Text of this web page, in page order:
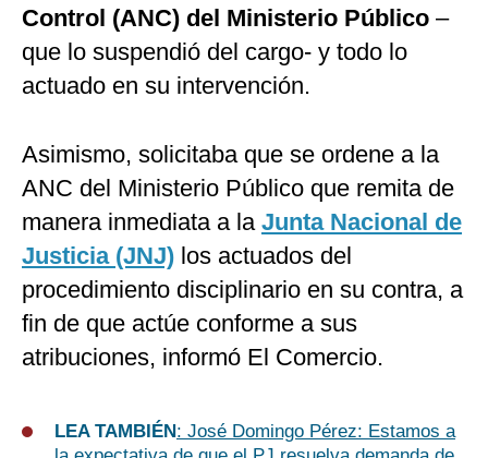
Control (ANC) del Ministerio Público –
que lo suspendió del cargo- y todo lo
actuado en su intervención.
Asimismo, solicitaba que se ordene a la
ANC del Ministerio Público que remita de
manera inmediata a la Junta Nacional de
Justicia (JNJ) los actuados del
procedimiento disciplinario en su contra, a
fin de que actúe conforme a sus
atribuciones, informó El Comercio.
LEA TAMBIÉN : José Domingo Pérez: Estamos a